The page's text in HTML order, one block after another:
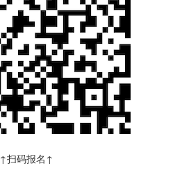
↑扫码报名↑